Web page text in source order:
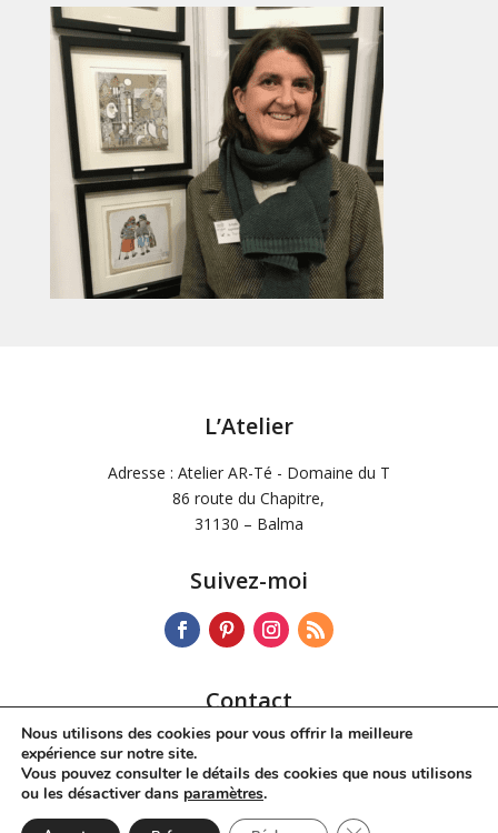
L’Atelier
Adresse : Atelier AR-Té - Domaine du T
86 route du Chapitre,
31130 – Balma
Suivez-moi
Contact
Tél :
06 72 34 42 60
Mail :dchdesoos@wanadoo.fr
Nous utilisons des cookies pour vous offrir la meilleure
expérience sur notre site.
Vous pouvez consulter le détails des cookies que nous utilisons
ou les désactiver dans paramètres.